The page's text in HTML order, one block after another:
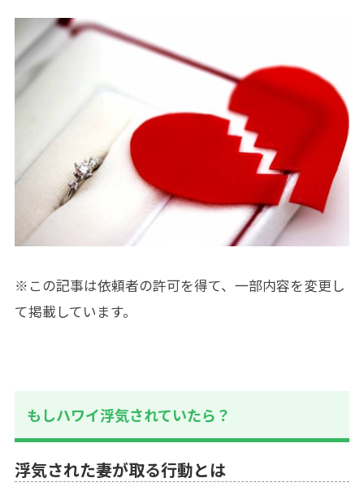
※この記事は依頼者の許可を得て、一部内容を変更し
て掲載しています。
もしハワイ浮気されていたら？
浮気された妻が取る行動とは